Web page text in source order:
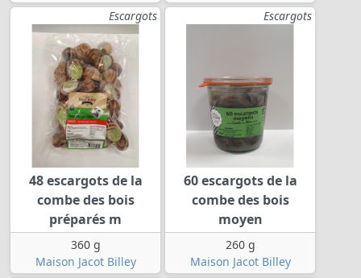
Escargots
48 escargots de la
combe des bois
préparés m
360 g
Maison Jacot Billey
Escargots
60 escargots de la
combe des bois
moyen
260 g
Maison Jacot Billey